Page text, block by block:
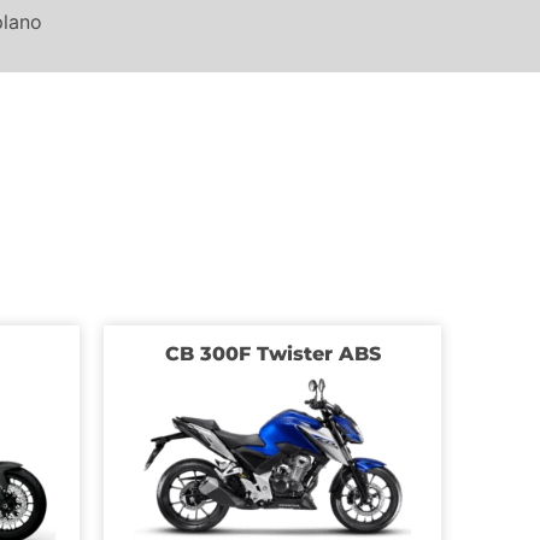
CB 300F Twister ABS